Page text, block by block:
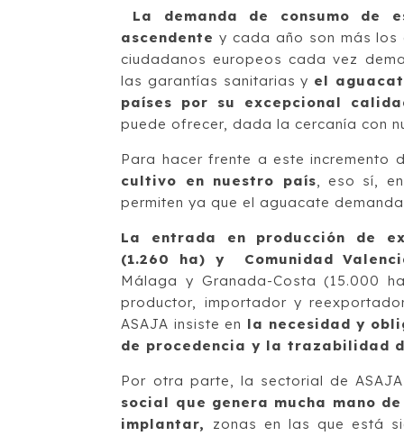
La demanda de consumo de
ascendente y cada año son más los
ciudadanos europeos cada vez
las garantías sanitarias y el
países por su excepcional
puede ofrecer, dada la cercanía con
Para hacer frente a este incremento
cultivo en nuestro país, eso sí,
permiten ya que el aguacate
La entrada en producción de
(1.260 ha) y Comunidad
Málaga y Granada-Costa (15.000
productor, importador y
ASAJA insiste en la necesidad y
de procedencia y la trazabilidad
Por otra parte, la sectorial de
social que genera mucha mano
implantar,
zonas en las que está